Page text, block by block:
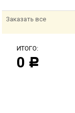
ИТОГО:
0 Р